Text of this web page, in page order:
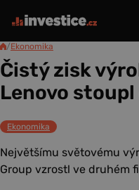
/Ekonomika
Čistý zisk
Lenovo
Ekonomika
Největšímu světovému
Group vzrostl ve druhém